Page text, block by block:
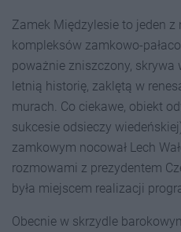
Zamek Międzylesie to jeden
kompleksów zamkowo-
poważnie zniszczony,
letnią historię, zaklętą w
murach. Co ciekawe, obiekt
sukcesie odsieczy
zamkowym nocował Lech
rozmowami z prezydentem
była miejscem realizacji
Obecnie w skrzydle